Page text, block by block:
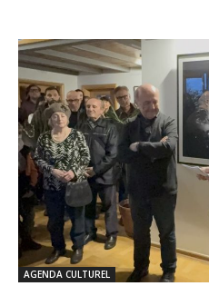
AGENDA CULTUREL